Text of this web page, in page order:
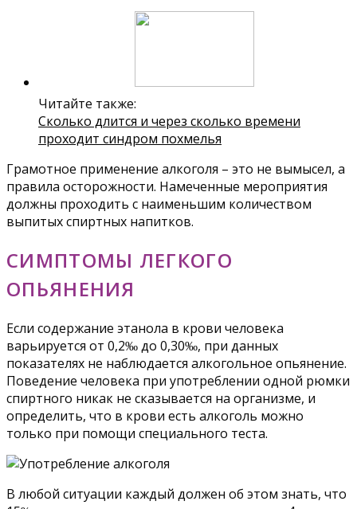
Читайте также:
Сколько длится и через сколько времени
проходит синдром похмелья
Грамотное применение алкоголя – это не вымысел, а
правила осторожности. Намеченные мероприятия
должны проходить с наименьшим количеством
выпитых спиртных напитков.
СИМПТОМЫ ЛЕГКОГО
ОПЬЯНЕНИЯ
Если содержание этанола в крови человека
варьируется от 0,2‰ до 0,30‰, при данных
показателях не наблюдается алкогольное опьянение.
Поведение человека при употреблении одной рюмки
спиртного никак не сказывается на организме, и
определить, что в крови есть алкоголь можно
только при помощи специального теста.
В любой ситуации каждый должен об этом знать, что